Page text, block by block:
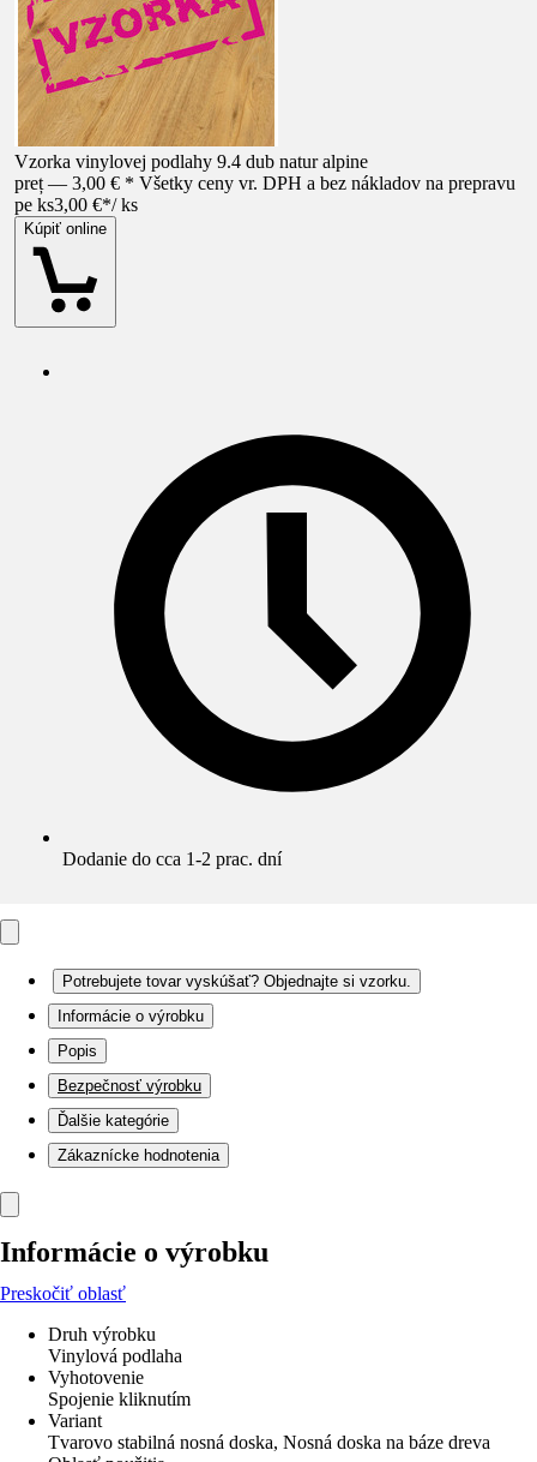
Vzorka vinylovej podlahy 9.4 dub natur alpine
preț — 3,00 € * Všetky ceny vr. DPH a bez nákladov na prepravu
pe ks3,00 €*/ ks
Kúpiť online
Dodanie do cca 1-2 prac. dní
Potrebujete tovar vyskúšať? Objednajte si vzorku.
Informácie o výrobku
Popis
Bezpečnosť výrobku
Ďalšie kategórie
Zákaznícke hodnotenia
Informácie o výrobku
Preskočiť oblasť
Druh výrobku
Vinylová podlaha
Vyhotovenie
Spojenie kliknutím
Variant
Tvarovo stabilná nosná doska, Nosná doska na báze dreva